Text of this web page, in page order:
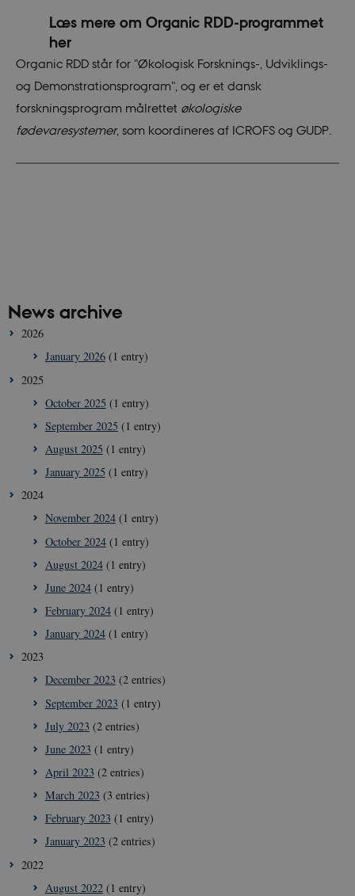
Læs mere om Organic RDD-programmet
her
Organic RDD står for "Økologisk Forsknings-, Udviklings-
og Demonstrationsprogram", og er et dansk
forskningsprogram målrettet økologiske
fødevaresystemer, som koordineres af ICROFS og GUDP.
News archive
2026
January 2026(1 entry)
2025
October 2025 (1 entry)
September 2025 (1 entry)
August 2025 (1 entry)
January 2025 (1 entry)
2024
November 2024(1 entry)
October 2024(1 entry)
August 2024(1 entry)
June 2024(1 entry)
February 2024(1 entry)
January 2024(1 entry)
2023
December 2023 (2 entries)
September 2023 (1 entry)
July 2023 (2 entries)
June 2023 (1 entry)
April 2023 (2 entries)
March 2023 (3 entries)
February 2023 (1 entry)
January 2023 (2 entries)
2022
August 2022(1 entry)
launch new
features
related
impact
identifiers
cannot be
the same